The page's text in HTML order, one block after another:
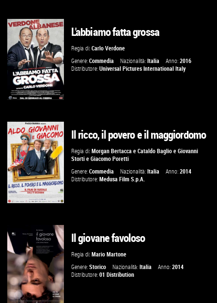
GUARDA IL TRAILER
VAI ALLA SCHEDA
GUARDA IL TRAILER
VAI ALLA SCHEDA
L'abbiamo fatta grossa
Regia di:Carlo Verdone
Genere:Commedia Nazionalità:Italia Anno:2016
Distributore:Universal Pictures International Italy
VAI ALLA SCHEDA
Il ricco, il povero e il maggiordomo
Regia di:Morgan Bertacca eCataldo Baglio eGiovanni
Storti eGiacomo Poretti
Genere:Commedia Nazionalità:Italia Anno:2014
Distributore:Medusa Film S.p.A.
Il giovane favoloso
Regia di:Mario Martone
Genere:Storico Nazionalità:Italia Anno:2014
Distributore:01 Distribution